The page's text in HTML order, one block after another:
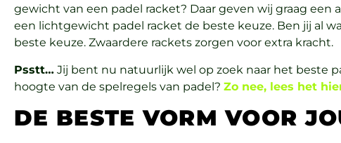
gewicht van een padel racket? Daar geven wij graag
een lichtgewicht padel racket de beste keuze. Ben jij al
beste keuze. Zwaardere rackets zorgen voor extra kracht.
Psstt… Jij bent nu natuurlijk wel op zoek naar het beste
hoogte van de spelregels van padel? Zo nee, lees het
DE BESTE VORM VOOR